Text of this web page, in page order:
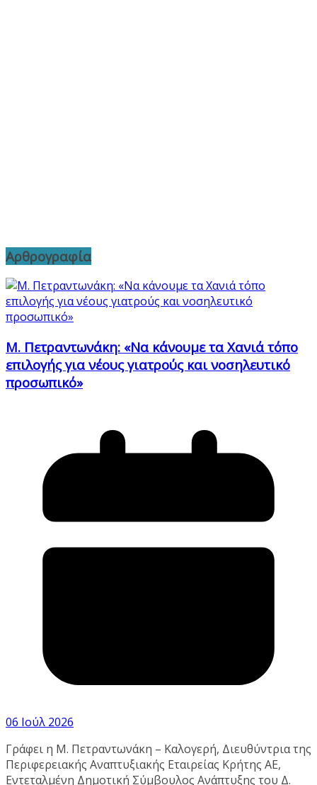
Αρθρογραφία
Μ. Πετραντωνάκη: «Να κάνουμε τα Χανιά τόπο
επιλογής για νέους γιατρούς και νοσηλευτικό
προσωπικό»
06 Ιούλ 2026
Γράφει η Μ. Πετραντωνάκη – Καλογερή, Διευθύντρια της
Περιφερειακής Αναπτυξιακής Εταιρείας Κρήτης ΑΕ,
Εντεταλμένη Δημοτική Σύμβουλος Ανάπτυξης του Δ.